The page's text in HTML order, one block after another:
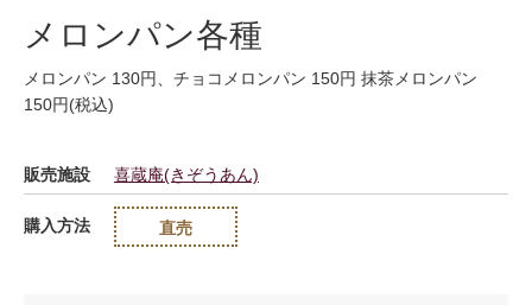
メロンパン各種
メロンパン 130円、チョコメロンパン 150円 抹茶メロンパン
150円(税込)
販売施設 喜蔵庵(きぞうあん)
購入方法 直売